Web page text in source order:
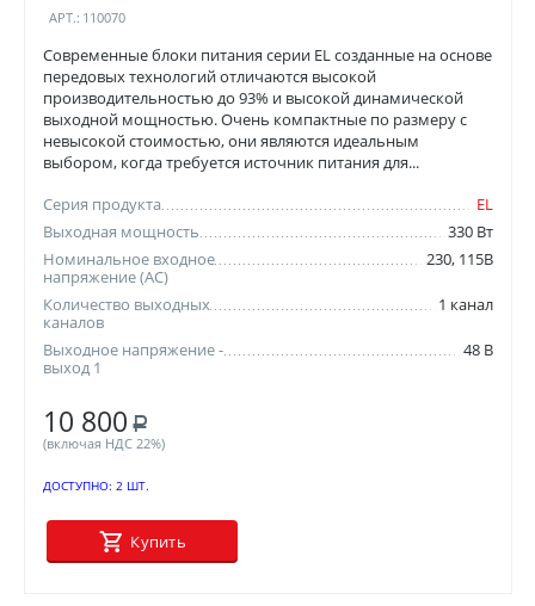
АРТ.: 110070
Современные блоки питания серии EL созданные на основе
передовых технологий отличаются высокой
производительностью до 93% и высокой динамической
выходной мощностью. Очень компактные по размеру с
невысокой стоимостью, они являются идеальным
выбором, когда требуется источник питания для...
Серия продукта
EL
Выходная мощность
330 Вт
Номинальное входное
напряжение (AC)
230, 115В
Количество выходных
каналов
1 канал
Выходное напряжение -
выход 1
48 В
10 800 Р
(включая НДС 22%)
ДОСТУПНО: 2 ШТ.
Купить